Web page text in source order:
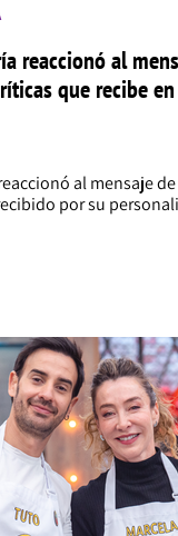
reaccionó al
que recibe
al mensaje
por su